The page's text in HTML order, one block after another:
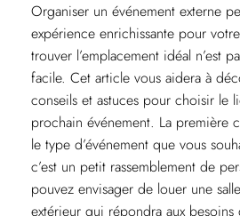
Organiser un événement externe
expérience enrichissante pour
trouver l’emplacement idéal n’est
facile. Cet article vous aidera à
conseils et astuces pour choisir le
prochain événement. La première
le type d’événement que vous
c’est un petit rassemblement de
pouvez envisager de louer une
extérieur qui répondra aux